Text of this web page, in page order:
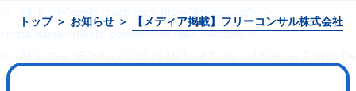
トップ ＞ お知らせ ＞ 【メディア掲載】フリーコンサル株式会社
<meta name='robots' content='noindex, nofollow' />
<link rel="canonical" href="https://hajimecreate.com/" />